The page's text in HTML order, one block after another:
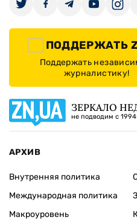
ПОДДЕРЖАТЬ
Поддержать
журналистику!
ЗЕРКАЛО
не подводим с
АРХИВ
Внутренняя политика
Международная политика
Макроуровень